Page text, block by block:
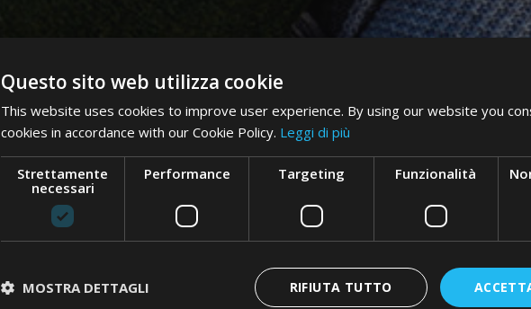
Questo sito web utilizza cookie
This website uses cookies to improve user experience. By using our website you
cookies in accordance with our Cookie Policy. Leggi di più
Strettamente
necessari
Performance Targeting Funzionalità
RIFIUTA TUTTO
MOSTRA DETTAGLI